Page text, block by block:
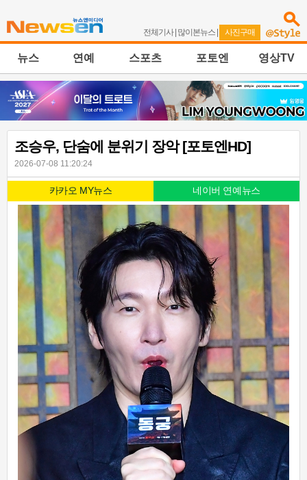
전체기사| 많이본뉴스 | 사진구매
뉴스 연예 스포츠 포토엔 영상TV
조승우, 단숨에 분위기 장악 [포토엔HD]
2026-07-08 11:20:24
카카오 MY뉴스 네이버 연예뉴스